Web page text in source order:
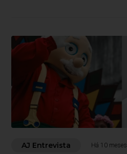
AJ Entrevista Há 10 meses